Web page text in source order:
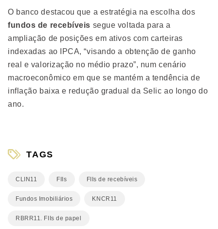
O banco destacou que a estratégia na escolha dos
fundos de recebíveis segue voltada para a
ampliação de posições em ativos com carteiras
indexadas ao IPCA, “visando a obtenção de ganho
real e valorização no médio prazo”, num cenário
macroeconômico em que se mantém a tendência de
inflação baixa e redução gradual da Selic ao longo do
ano.
TAGS
CLIN11 FIIs FIIs de recebíveis
Fundos Imobiliários KNCR11
RBRR11. FIIs de papel